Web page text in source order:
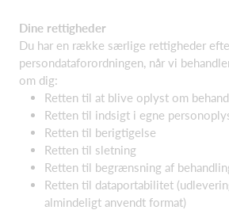
Dine rettigheder
Du har en række særlige rettigheder
persondataforordningen, når vi
om dig:
Retten til at blive oplyst om
Retten til indsigt i egne
Retten til berigtigelse
Retten til sletning
Retten til begrænsning af
Retten til dataportabilitet
almindeligt anvendt format)